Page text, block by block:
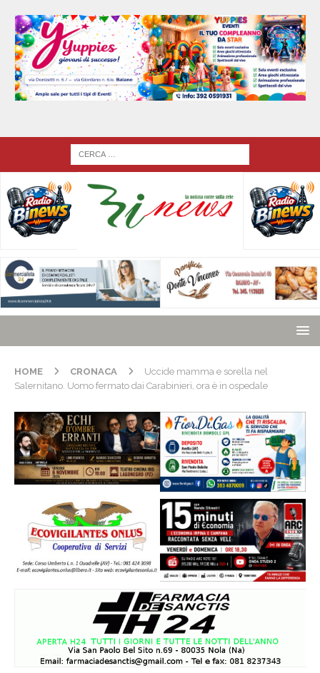
HOME CRONACA
Uccide mamma e sorella nel
Salernitano. Uomo fermato dai Carabinieri, ora è in ospedale